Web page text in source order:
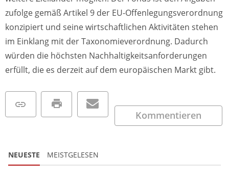
zufolge gemäß Artikel 9 der EU-Offenlegungsverordnung
konzipiert und seine wirtschaftlichen Aktivitäten stehen
im Einklang mit der Taxonomieverordnung. Dadurch
würden die höchsten Nachhaltigkeitsanforderungen
erfüllt, die es derzeit auf dem europäischen Markt gibt.
Kommentieren
NEUESTE MEISTGELESEN